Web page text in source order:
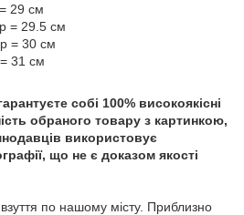
29 см
= 29.5 см
= 30 см
31 см
собі 100% високоякісні
обраного товару з картинкою,
використовує
що не є доказом якості
по нашому місту. Приблизно